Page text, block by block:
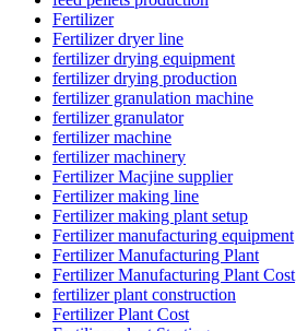
Fertilizer
Fertilizer dryer line
fertilizer drying equipment
fertilizer drying production
fertilizer granulation machine
fertilizer granulator
fertilizer machine
fertilizer machinery
Fertilizer Macjine supplier
Fertilizer making line
Fertilizer making plant setup
Fertilizer manufacturing equipment
Fertilizer Manufacturing Plant
Fertilizer Manufacturing Plant Cost
fertilizer plant construction
Fertilizer Plant Cost